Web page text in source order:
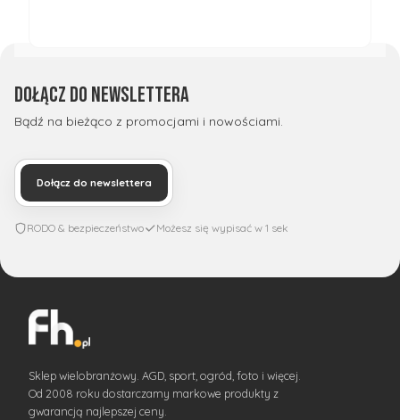
Dołącz do newslettera
Bądź na bieżąco z promocjami i nowościami.
Dołącz do newslettera
RODO & bezpieczeństwo Możesz się wypisać w 1 sek
Sklep wielobranżowy. AGD, sport, ogród, foto i więcej.
Od 2008 roku dostarczamy markowe produkty z
gwarancją najlepszej ceny.